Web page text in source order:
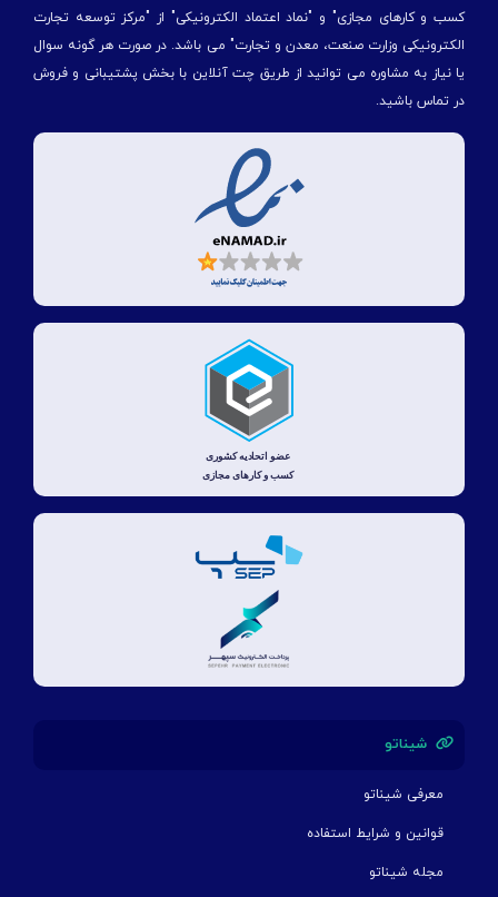
کسب و کارهای مجازی" و "نماد اعتماد الکترونیکی" از "مركز توسعه تجارت
الكترونیكی وزارت صنعت، معدن و تجارت" می باشد. در صورت هر گونه سوال
یا نیاز به مشاوره می توانید از طریق چت آنلاین با بخش پشتیبانی و فروش
در تماس باشید.
شیناتو
معرفی شیناتو
قوانین و شرایط استفاده
مجله شیناتو